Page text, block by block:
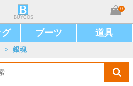
BUYCOS
0
グ ブーツ 道具
> 銀魂